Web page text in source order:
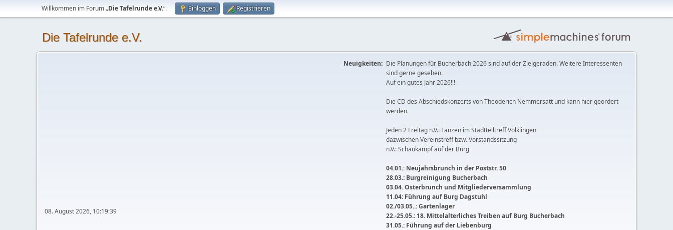
Willkommen im Forum „Die Tafelrunde e.V.“. Einloggen Registrieren
Die Tafelrunde e.V.
08. August 2026, 10:19:39
Neuigkeiten: Die Planungen für Bucherbach 2026 sind auf der Zielgeraden. Weitere Interessenten
sind gerne gesehen.
Auf ein gutes Jahr 2026!!!
Die CD des Abschiedskonzerts von Theoderich Nemmersatt und kann hier geordert
werden.
Jeden 2 Freitag n.V.: Tanzen im Stadtteiltreff Völklingen
dazwischen Vereinstreff bzw. Vorstandssitzung
n.V.: Schaukampf auf der Burg
04.01.: Neujahrsbrunch in der Poststr. 50
28.03.: Burgreinigung Bucherbach
03.04. Osterbrunch und Mitgliederversammlung
11.04: Führung auf Burg Dagstuhl
02./03.05..: Gartenlager
22.-25.05.: 18. Mittelalterliches Treiben auf Burg Bucherbach
31.05.: Führung auf der Liebenburg